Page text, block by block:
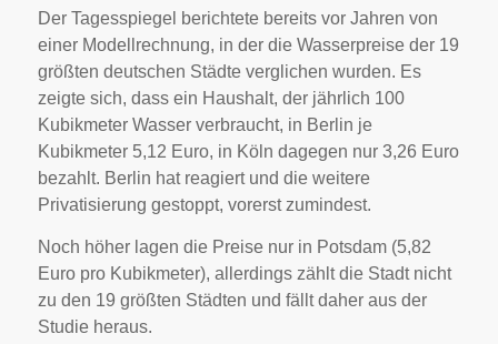
Der Tagesspiegel berichtete bereits vor Jahren von
einer Modellrechnung, in der die Wasserpreise der 19
größten deutschen Städte verglichen wurden. Es
zeigte sich, dass ein Haushalt, der jährlich 100
Kubikmeter Wasser verbraucht, in Berlin je
Kubikmeter 5,12 Euro, in Köln dagegen nur 3,26 Euro
bezahlt. Berlin hat reagiert und die weitere
Privatisierung gestoppt, vorerst zumindest.
Noch höher lagen die Preise nur in Potsdam (5,82
Euro pro Kubikmeter), allerdings zählt die Stadt nicht
zu den 19 größten Städten und fällt daher aus der
Studie heraus.